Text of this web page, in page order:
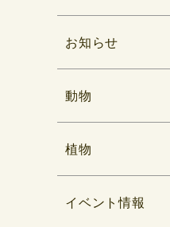
お知らせ
動物
植物
イベント情報